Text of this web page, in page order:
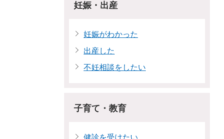
妊娠・出産
妊娠がわかった
出産した
不妊相談をしたい
子育て・教育
健診を受けたい